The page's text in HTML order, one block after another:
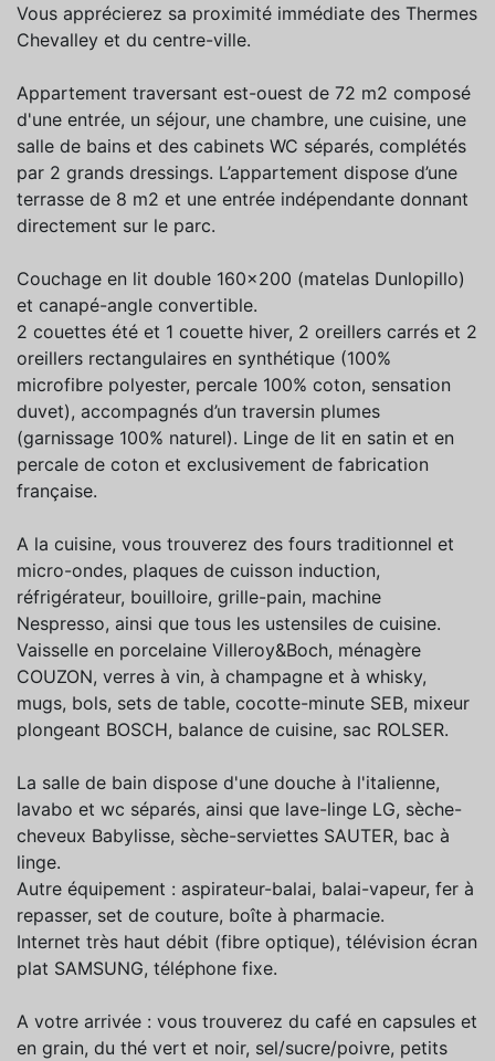
Vous apprécierez sa proximité immédiate des Thermes
Chevalley et du centre-ville.
Appartement traversant est-ouest de 72 m2 composé
d'une entrée, un séjour, une chambre, une cuisine, une
salle de bains et des cabinets WC séparés, complétés
par 2 grands dressings. L’appartement dispose d’une
terrasse de 8 m2 et une entrée indépendante donnant
directement sur le parc.
Couchage en lit double 160x200 (matelas Dunlopillo)
et canapé-angle convertible.
2 couettes été et 1 couette hiver, 2 oreillers carrés et 2
oreillers rectangulaires en synthétique (100%
microfibre polyester, percale 100% coton, sensation
duvet), accompagnés d’un traversin plumes
(garnissage 100% naturel). Linge de lit en satin et en
percale de coton et exclusivement de fabrication
française.
A la cuisine, vous trouverez des fours traditionnel et
micro-ondes, plaques de cuisson induction,
réfrigérateur, bouilloire, grille-pain, machine
Nespresso, ainsi que tous les ustensiles de cuisine.
Vaisselle en porcelaine Villeroy&Boch, ménagère
COUZON, verres à vin, à champagne et à whisky,
mugs, bols, sets de table, cocotte-minute SEB, mixeur
plongeant BOSCH, balance de cuisine, sac ROLSER.
La salle de bain dispose d'une douche à l'italienne,
lavabo et wc séparés, ainsi que lave-linge LG, sèche-
cheveux Babylisse, sèche-serviettes SAUTER, bac à
linge.
Autre équipement : aspirateur-balai, balai-vapeur, fer à
repasser, set de couture, boîte à pharmacie.
Internet très haut débit (fibre optique), télévision écran
plat SAMSUNG, téléphone fixe.
A votre arrivée : vous trouverez du café en capsules et
en grain, du thé vert et noir, sel/sucre/poivre, petits